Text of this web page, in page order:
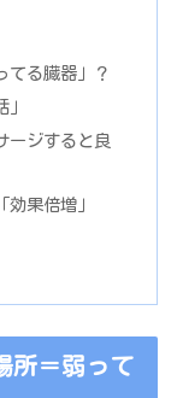
てる臓器」？
ージすると良
果倍増」
所＝弱って